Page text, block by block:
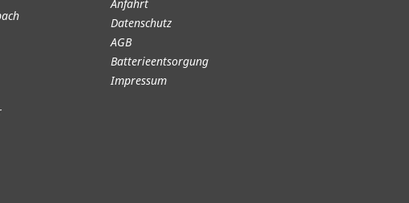
Anfahrt
Datenschutz
AGB
Batterieentsorgung
Impressum